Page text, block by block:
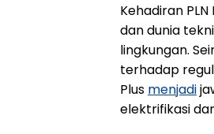
Kehadiran
dan dunia
lingkungan.
terhadap
Plus menjadi
elektrifikasi